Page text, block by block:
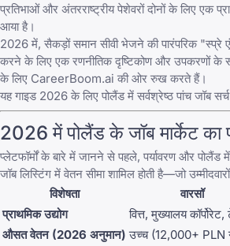
प्रतिभाओं और अंतरराष्ट्रीय पेशेवरों दोनों के लिए एक
आया है।
2026 में, सैकड़ों समान सीवी भेजने की पारंपरिक "स्प्रे
करने के लिए एक रणनीतिक दृष्टिकोण और उपकरणों के
के लिए CareerBoom.ai की ओर रुख करते हैं।
यह गाइड 2026 के लिए पोलैंड में सर्वश्रेष्ठ पांच जॉब
2026 में पोलैंड के जॉब मार्केट का
प्लेटफॉर्मों के बारे में जानने से पहले, पर्यावरण और पोलैंड में
जॉब लिस्टिंग में वेतन सीमा शामिल होती है—जो
विशेषता
वारसॉ
प्राथमिक उद्योग
वित्त, मुख्यालय
औसत वेतन (2026 अनुमान) उच्च (12,000+ PLN